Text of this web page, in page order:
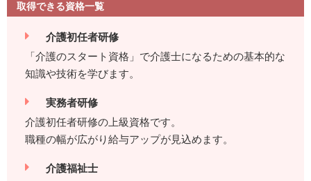
取得できる資格一覧
介護初任者研修
「介護のスタート資格」で介護士になるための基本的な
知識や技術を学びます。
実務者研修
介護初任者研修の上級資格です。
職種の幅が広がり給与アップが見込めます。
介護福祉士